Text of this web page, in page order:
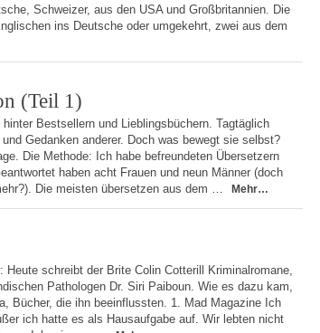
Schweizer, aus den USA und Großbritannien. Die
ins Deutsche oder umgekehrt, zwei aus dem
(Teil 1)
Bestsellern und Lieblingsbüchern. Tagtäglich
Gedanken anderer. Doch was bewegt sie selbst?
Die Methode: Ich habe befreundeten Übersetzern
haben acht Frauen und neun Männer (doch
Die meisten übersetzen aus dem …
Mehr…
Heute schreibt der Brite Colin Cotterill Kriminalromane,
Pathologen Dr. Siri Paiboun. Wie es dazu kam,
Bücher, die ihn beeinflussten. 1. Mad Magazine Ich
ich hatte es als Hausaufgabe auf. Wir lebten nicht